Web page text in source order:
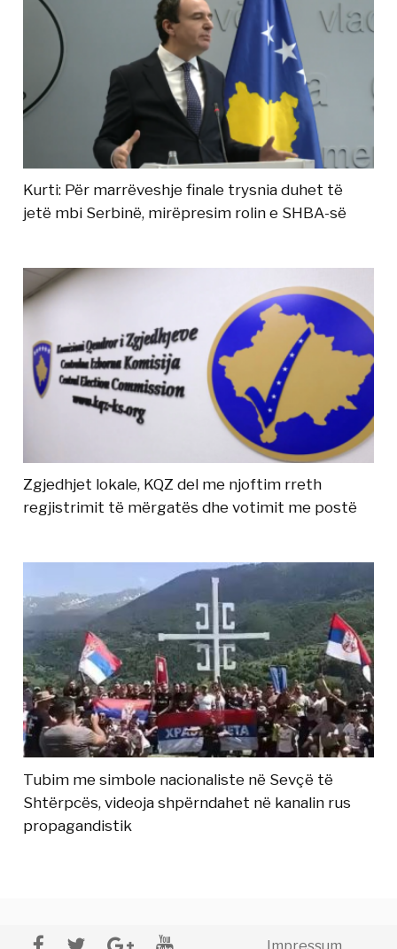
Kurti: Për marrëveshje finale trysnia duhet të
jetë mbi Serbinë, mirëpresim rolin e SHBA-së
Zgjedhjet lokale, KQZ del me njoftim rreth
regjistrimit të mërgatës dhe votimit me postë
Tubim me simbole nacionaliste në Sevçë të
Shtërpcës, videoja shpërndahet në kanalin rus
propagandistik